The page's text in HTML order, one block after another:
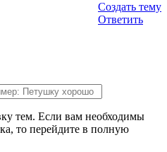
Создать тему
Ответить
тем. Если вам необходимы
то перейдите в полную